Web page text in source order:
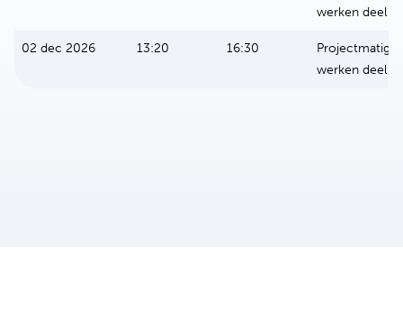
werken deel 2
02 dec 2026 13:20 16:30
Projectmatig
werken deel 2